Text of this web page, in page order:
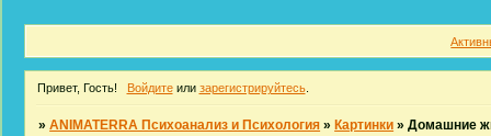
Привет, Гость! Войдитеили зарегистрируйтесь.
»ANIMATERRA Психоанализ и Психология » Картинки »Домашние